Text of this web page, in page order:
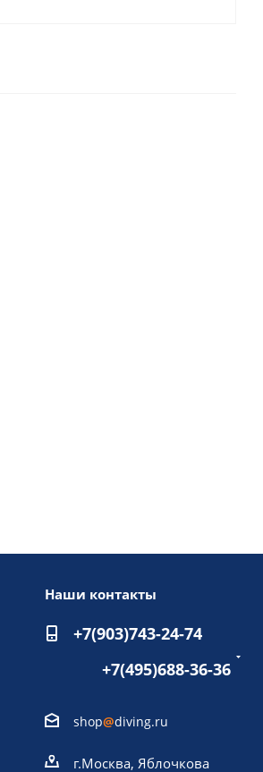
Наши контакты
+7(903)743-24-74
+7(495)688-36-36
shop@diving.ru
г.Москва, Яблочкова